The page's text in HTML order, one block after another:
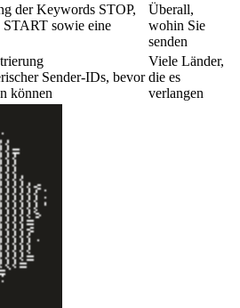
der Keywords STOP,
sowie eine
Überall,
wohin Sie
senden
Sender-IDs, bevor
können
Viele Länder,
die es
verlangen